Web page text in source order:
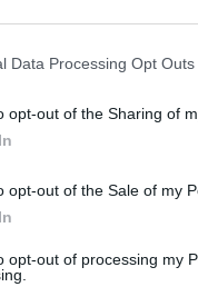
Data Processing Opt Outs
opt-out of the Sharing of
opt-out of the Sale of my
opt-out of processing my
di Franco Lodige
8 Gennaio 2026, 15:02
“Aggrediti con
La